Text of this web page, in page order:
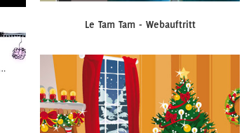
Le Tam Tam - Webauftritt